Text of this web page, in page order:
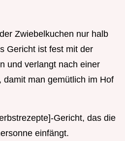
Zwiebelkuchen nur halb
Gericht ist fest mit der
und verlangt nach einer
damit man gemütlich im Hof
Gericht, das die
einfängt.